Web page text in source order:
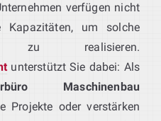
verfügen nicht
Kapazitäten, um solche
zu realisieren.
unterstützt Sie dabei: Als
Maschinenbau
Projekte oder verstärken